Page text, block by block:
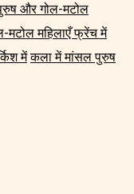
और गोल-मटोल
महिलाएँ फ्रेंच में
में कला में मांसल पुरुष